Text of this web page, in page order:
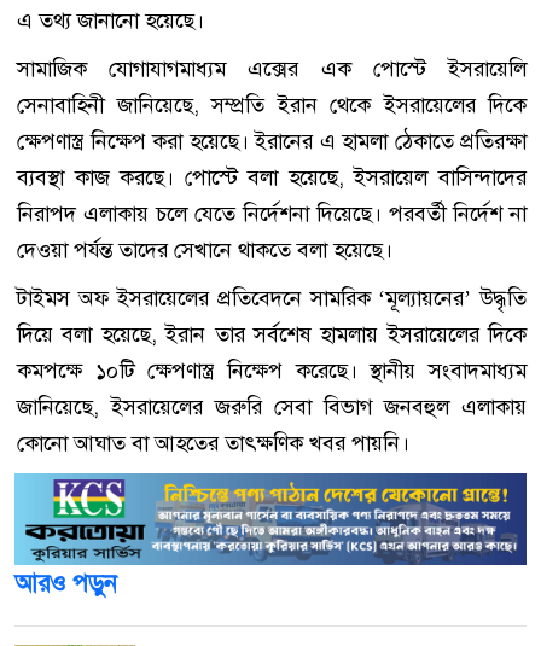
এ তথ্য জানানো হয়েছে।
সামাজিক যোগাযাগমাধ্যম এক্সের এক পোস্টে ইসরায়েলি
সেনাবাহিনী জানিয়েছে, সম্প্রতি ইরান থেকে ইসরায়েলের দিকে
ক্ষেপণাস্ত্র নিক্ষেপ করা হয়েছে। ইরানের এ হামলা ঠেকাতে প্রতিরক্ষা
ব্যবস্থা কাজ করছে। পোস্টে বলা হয়েছে, ইসরায়েল বাসিন্দাদের
নিরাপদ এলাকায় চলে যেতে নির্দেশনা দিয়েছে। পরবর্তী নির্দেশ না
দেওয়া পর্যন্ত তাদের সেখানে থাকতে বলা হয়েছে।
টাইমস অফ ইসরায়েলের প্রতিবেদনে সামরিক ‘মূল্যায়নের’ উদ্ধৃতি
দিয়ে বলা হয়েছে, ইরান তার সর্বশেষ হামলায় ইসরায়েলের দিকে
কমপক্ষে ১০টি ক্ষেপণাস্ত্র নিক্ষেপ করেছে। স্থানীয় সংবাদমাধ্যম
জানিয়েছে, ইসরায়েলের জরুরি সেবা বিভাগ জনবহুল এলাকায়
কোনো আঘাত বা আহতের তাৎক্ষণিক খবর পায়নি।
আরও পড়ুন